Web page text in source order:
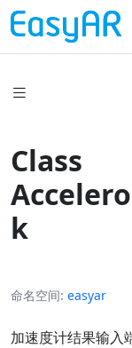
Class
k
命名空间 easyar
加速度计结果输入